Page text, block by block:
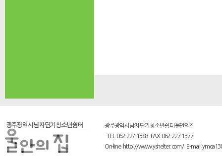
광주광역시 남자 단기 청소년쉼터 울안의집
TEL.062-227-1388 FAX.062-227-1377
On-line : http://www.yshelter.com/ E-mail :